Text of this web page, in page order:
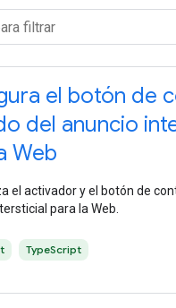
el botón de
del anuncio
Web
el activador y el botón de
para la Web.
TypeScript